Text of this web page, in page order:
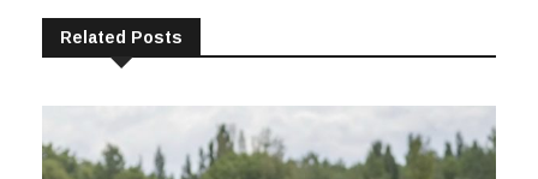
Related Posts